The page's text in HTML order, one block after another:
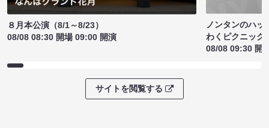
８月本公演（8/1～8/23）
08/08 08:30 開場 09:00 開演
ノンタンのハッ
わくピクニック
08/08 09:30 開
サイトを閲覧する